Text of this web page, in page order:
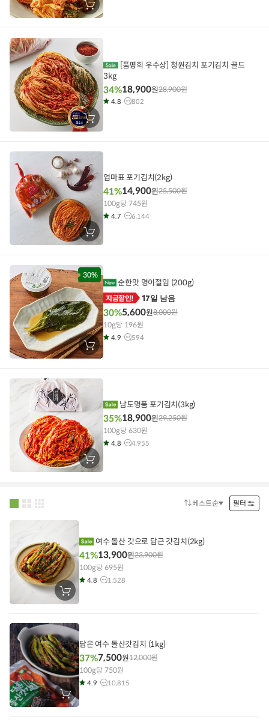
장
바
에
담
기
장
바
에
기
3kg
34%18,900원28,900원
4.8 802
장
바
에
담
기
엄마표 포기김치(2kg)
41%14,900원25,500원
100g당 745원
4.7 6,144
30%
장
바
에
순한맛 명이절임 (200g)
지금할인! 17일 남음
30%5,600원8,000원
10g당 196원
4.9 594
장
바
남도명품 포기김치(3kg)
35%18,900원29,250원
100g당 630원
4.8 4,955
정베스트순 필터
장
바
에
담
기
여수 돌산 갓으로 담근 갓김치(2kg)
41%13,900원23,900원
100g당 695원
4.8 1,528
장
바
담은 여수 돌산갓김치 (1kg)
37%7,500원12,000원
100g당 750원
4.9 10,815